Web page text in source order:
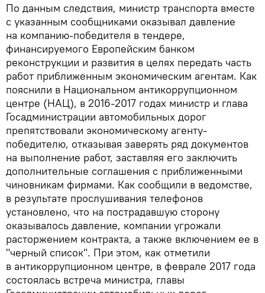
По данным следствия, министр транспорта вместе
с указанным сообщниками оказывал давление
на компанию-победителя в тендере,
финансируемого Европейским банком
реконструкции и развития в целях передать часть
работ приближенным экономическим агентам. Как
пояснили в Национальном антикоррупционном
центре (НАЦ), в 2016-2017 годах министр и глава
Госадминистрации автомобильных дорог
препятствовали экономическому агенту-
победителю, отказывая заверять ряд документов
на выполнение работ, заставляя его заключить
дополнительные соглашения с приближенными
чиновникам фирмами. Как сообщили в ведомстве,
в результате прослушивания телефонов
установлено, что на пострадавшую сторону
оказывалось давление, компании угрожали
расторжением контракта, а также включением ее в
"черный список". При этом, как отметили
в антикоррупционном центре, в феврале 2017 года
состоялась встреча министра, главы